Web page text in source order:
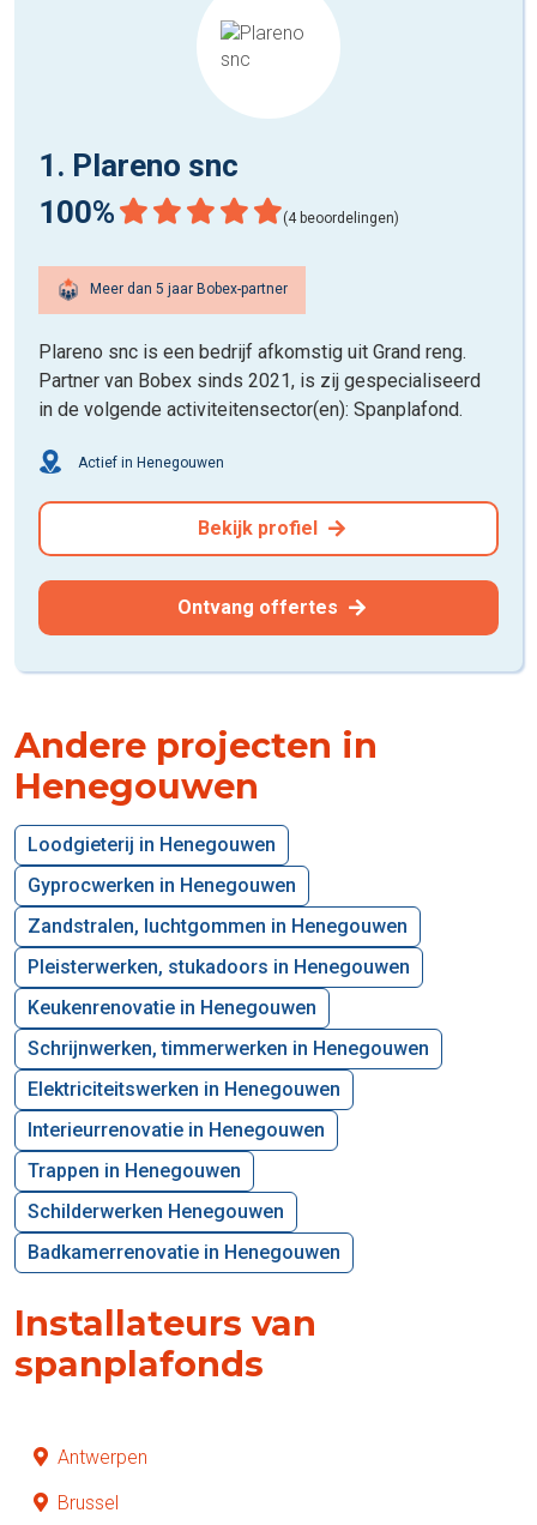
1. Plareno snc
100%
(4 beoordelingen)
Meer dan 5 jaar Bobex-partner
Plareno snc is een bedrijf afkomstig uit Grand reng.
Partner van Bobex sinds 2021, is zij gespecialiseerd
in de volgende activiteitensector(en): Spanplafond.
Actief in Henegouwen
Bekijk profiel
Ontvang offertes
Andere projecten in
Henegouwen
Loodgieterij in Henegouwen
Gyprocwerken in Henegouwen
Zandstralen, luchtgommen in Henegouwen
Pleisterwerken, stukadoors in Henegouwen
Keukenrenovatie in Henegouwen
Schrijnwerken, timmerwerken in Henegouwen
Elektriciteitswerken in Henegouwen
Interieurrenovatie in Henegouwen
Trappen in Henegouwen
Schilderwerken Henegouwen
Badkamerrenovatie in Henegouwen
Installateurs van
spanplafonds
Antwerpen
Brussel